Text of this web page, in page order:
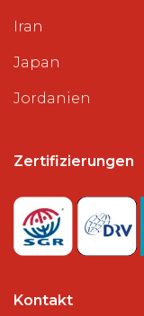
Iran
Japan
Jordanien
Zertifizierungen
Kontakt